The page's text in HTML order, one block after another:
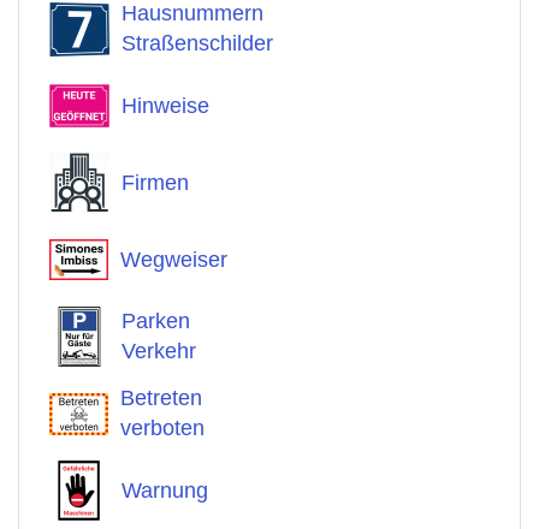
Hausnummern
Straßenschilder
Hinweise
Firmen
Wegweiser
Parken
Verkehr
Betreten
verboten
Warnung